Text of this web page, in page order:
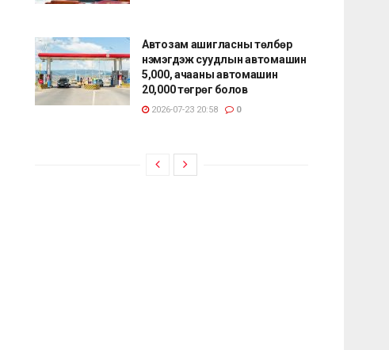
Автозам ашигласны төлбөр
нэмэгдэж суудлын автомашин
5,000, ачааны автомашин
20,000 төгрөг болов
2026-07-23 20:58 0